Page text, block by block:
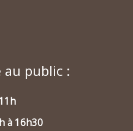
au public :
à 16h30